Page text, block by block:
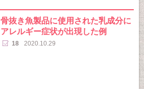
骨抜き魚製品に使用された乳成分に
アレルギー症状が出現した例
18 2020.10.29